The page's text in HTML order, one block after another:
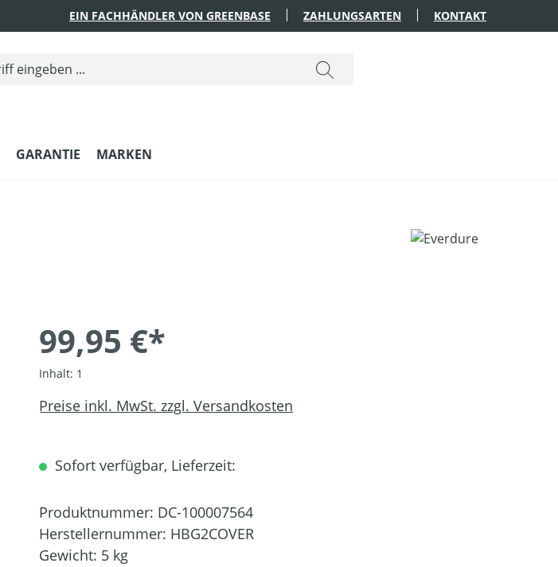
EIN FACHHÄNDLER VON GREENBASE ZAHLUNGSARTEN KONTAKT
GARANTIE MARKEN
99,95 €*
Inhalt: 1
Preise inkl. MwSt. zzgl. Versandkosten
Sofort verfügbar, Lieferzeit:
Produktnummer: DC-100007564
Herstellernummer: HBG2COVER
Gewicht: 5 kg